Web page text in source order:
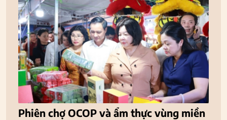
Phiên chợ OCOP và ẩm thực vùng miền